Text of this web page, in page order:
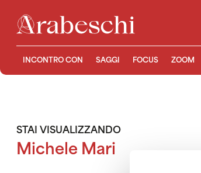
INCONTRO CON SAGGI FOCUS ZOOM
STAI VISUALIZZANDO
Michele Mari